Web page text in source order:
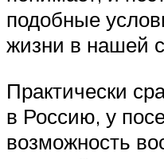
подобные
жизни в нашей
Практически
в Россию, у
возможность